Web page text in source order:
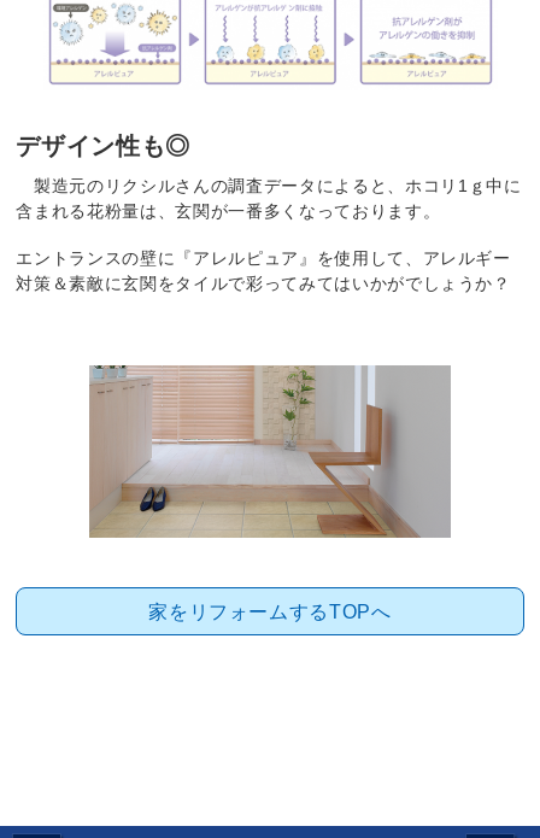
デザイン性も◎
製造元のリクシルさんの調査データによると、ホコリ 1 ｇ中に
含まれる花粉量は、玄関が一番多くなっております。
エントランスの壁に『アレルピュア』を使用して、アレルギー
対策＆素敵に玄関をタイルで彩ってみてはいかがでしょうか？
家をリフォームするTOPへ